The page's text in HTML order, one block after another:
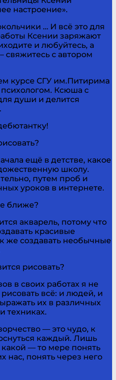
настроение».
… И всё это для
Ксении заряжают
и любуйтесь, а
свяжитесь с автором
курсе СГУ им.Питирима
психологом. Ксюша с
души и делится
ещё в детстве, какое
школу.
путем проб и
уроков в интернете.
ближе?
акварель, потому что
красивые
же создавать необычные
рисовать?
в своих работах я не
всё: и людей, и
их в различных
техниках.
— это чудо, к
каждый. Лишь
— то мере понять
нас, понять через него